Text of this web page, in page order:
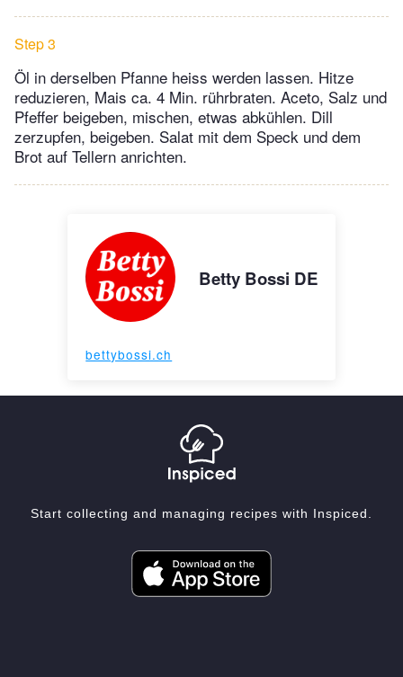
Step 3
Öl in derselben Pfanne heiss werden lassen. Hitze
reduzieren, Mais ca. 4 Min. rührbraten. Aceto, Salz und
Pfeffer beigeben, mischen, etwas abkühlen. Dill
zerzupfen, beigeben. Salat mit dem Speck und dem
Brot auf Tellern anrichten.
Betty Bossi DE
bettybossi.ch
Start collecting and managing recipes with Inspiced.